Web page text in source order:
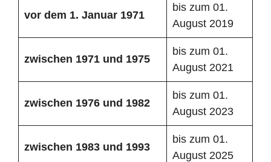
vor dem 1. Januar 1971
bis zum 01.
August 2019
zwischen 1971 und 1975
bis zum 01.
August 2021
zwischen 1976 und 1982
bis zum 01.
August 2023
zwischen 1983 und 1993
bis zum 01.
August 2025